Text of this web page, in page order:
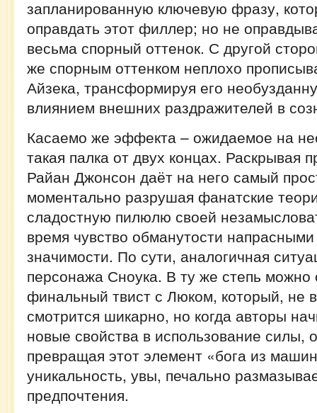
запланированную ключевую фразу,
оправдать этот филлер; но не
весьма спорный оттенок. С другой
же спорным оттенком неплохо
Айзека, трансформируя его
влиянием внешних раздражителей в
Касаемо же эффекта – ожидаемое на
такая палка от двух концах. Раскрывая
Райан Джонсон даёт на него самый
моментально разрушая фанатские
сладостную пилюлю своей
время чувство обманутости
значимости. По сути, аналогичная
персонажа Сноука. В ту же степь можно
финальный твист с Люком, который, не
смотрится шикарно, но когда авторы
новые свойства в использование силы,
превращая этот элемент «бога из
уникальность, увы, печально
предпочтения.